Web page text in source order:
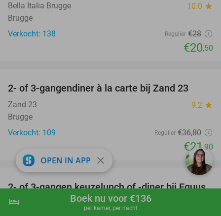
shopping_cart Boek nu
hotel Boek nu voor €136
per kamer, per nacht
Bella Italia Brugge 10.0 star
Brugge
Verkocht: 138
Regulier €28
€20,50
2- of 3-gangendiner à la carte bij Zand 23
Zand 23 9.2 star
Brugge
Verkocht: 109
Regulier €36,80
€21,90
34%
favorite_border
2- of 3-gangen keuzelunch of -diner bij Equus
Equus
OPEN IN APP close